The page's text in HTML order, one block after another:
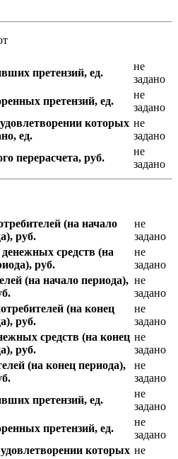
претензий, ед.
не
задано
претензий, ед.
не
задано
которых
ед.
не
задано
перерасчета, руб.
не
задано
(на начало
руб.
не
задано
средств (на
руб.
не
задано
(на начало периода), не
задано
(на конец
руб.
не
задано
средств (на конец
руб.
не
задано
(на конец периода),
не
задано
претензий, ед.
не
задано
претензий, ед.
не
задано
которых не